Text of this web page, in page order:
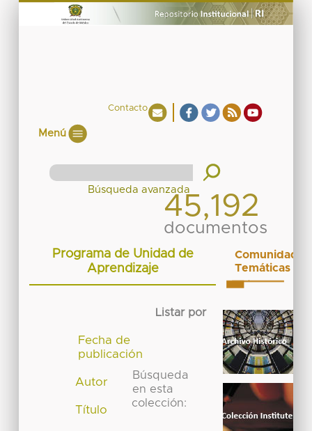
Contacto
Menú
45,192
documentos
Programa de Unidad de
Aprendizaje
Listar por
Fecha de
publicación
Autor
Título
Búsqueda
en esta
colección:
Comunidades
Temáticas